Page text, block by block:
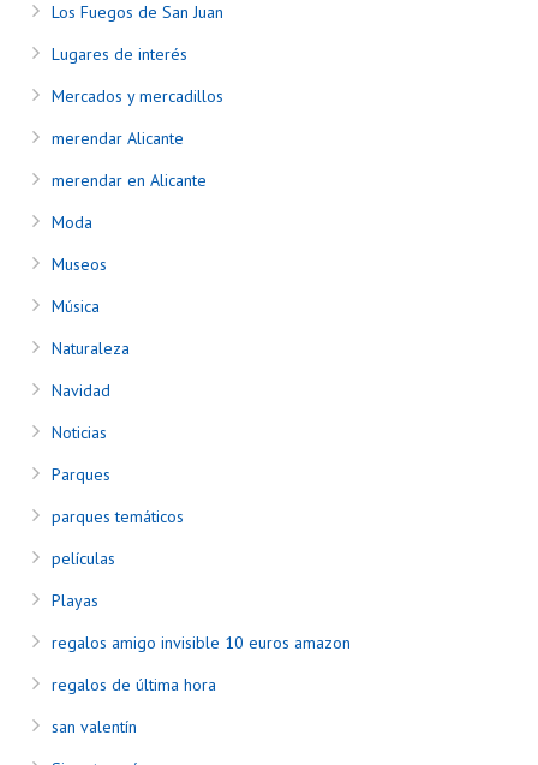
Los Fuegos de San Juan
Lugares de interés
Mercados y mercadillos
merendar Alicante
merendar en Alicante
Moda
Museos
Música
Naturaleza
Navidad
Noticias
Parques
parques temáticos
películas
Playas
regalos amigo invisible 10 euros amazon
regalos de última hora
san valentín